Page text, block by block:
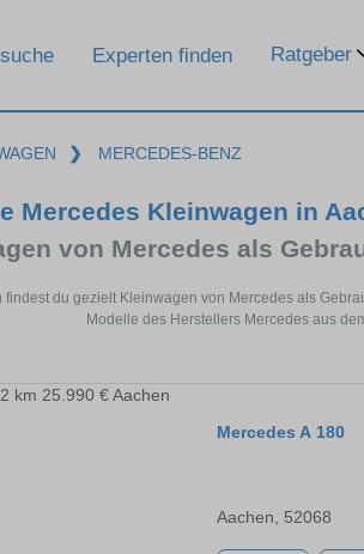
Experten finden Ratgeber
❯ MERCEDES-BENZ
Mercedes Kleinwagen in
von Mercedes als
findest du gezielt Kleinwagen von Mercedes als
Modelle des Herstellers Mercedes aus
Mercedes A 180
Aachen, 52068